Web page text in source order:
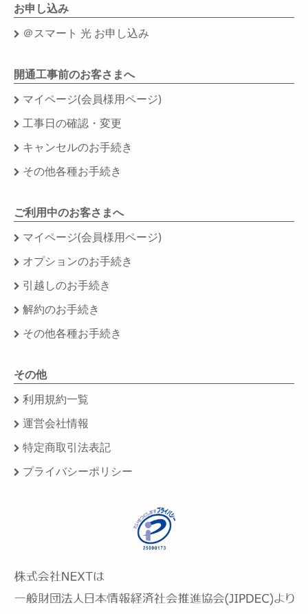
お申し込み
＠スマート 光 お申し込み
開通工事前のお客さまへ
マイページ(会員様用ページ)
工事日の確認・変更
キャンセルのお手続き
その他各種お手続き
ご利用中のお客さまへ
マイページ(会員様用ページ)
オプションのお手続き
引越しのお手続き
解約のお手続き
その他各種お手続き
その他
利用規約一覧
運営会社情報
特定商取引法表記
プライバシーポリシー